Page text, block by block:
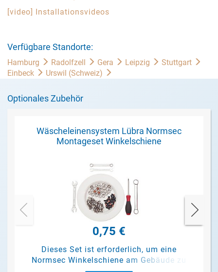
[video] Installationsvideos
Verfügbare Standorte:
Hamburg Radolfzell Gera Leipzig
Stuttgart
Einbeck
Urswil (Schweiz)
Optionales Zubehör
Wäscheleinensystem Lübra Normsec
Montageset Winkelschiene
0,75 €
Dieses Set ist erforderlich, um eine
Normsec Winkelschiene am Gebäude zu